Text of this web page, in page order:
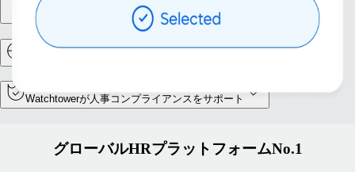
法人設立
Watchtowerが人事コンプライアンスをサポート
グローバルHRプラットフォームNo.1